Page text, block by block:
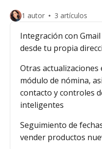
1 autor 3 artículos
Integración con
desde tu propia
Otras
módulo de nómina,
contacto y controles
inteligentes
Seguimiento de
vender productos